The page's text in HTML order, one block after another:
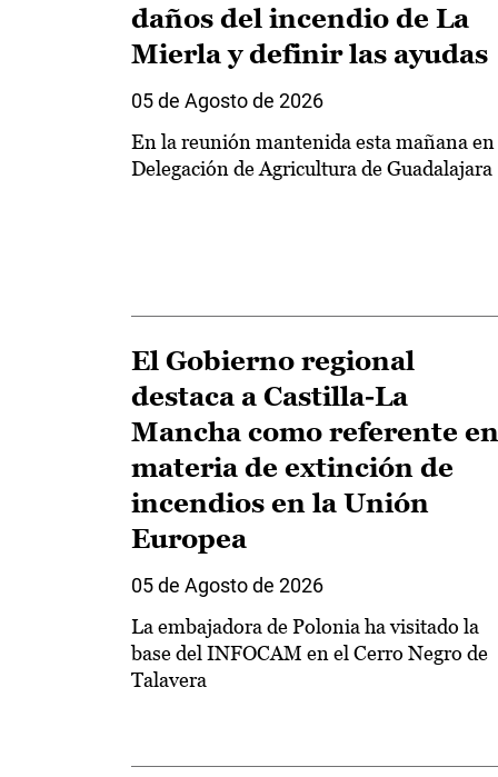
daños del incendio de La
Mierla y definir las ayudas
05 de Agosto de 2026
En la reunión mantenida esta mañana en
Delegación de Agricultura de Guadalajara
El Gobierno regional
destaca a Castilla-La
Mancha como referente en
materia de extinción de
incendios en la Unión
Europea
05 de Agosto de 2026
La embajadora de Polonia ha visitado la
base del INFOCAM en el Cerro Negro de
Talavera